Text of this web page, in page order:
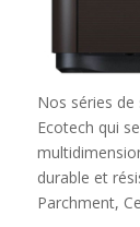
Nos séries
Ecotech qui
durable et
Parchment,